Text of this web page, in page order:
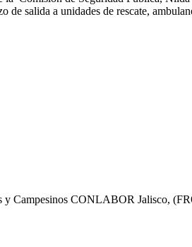
salida a unidades de rescate,
y Campesinos CONLABOR Jalisco,